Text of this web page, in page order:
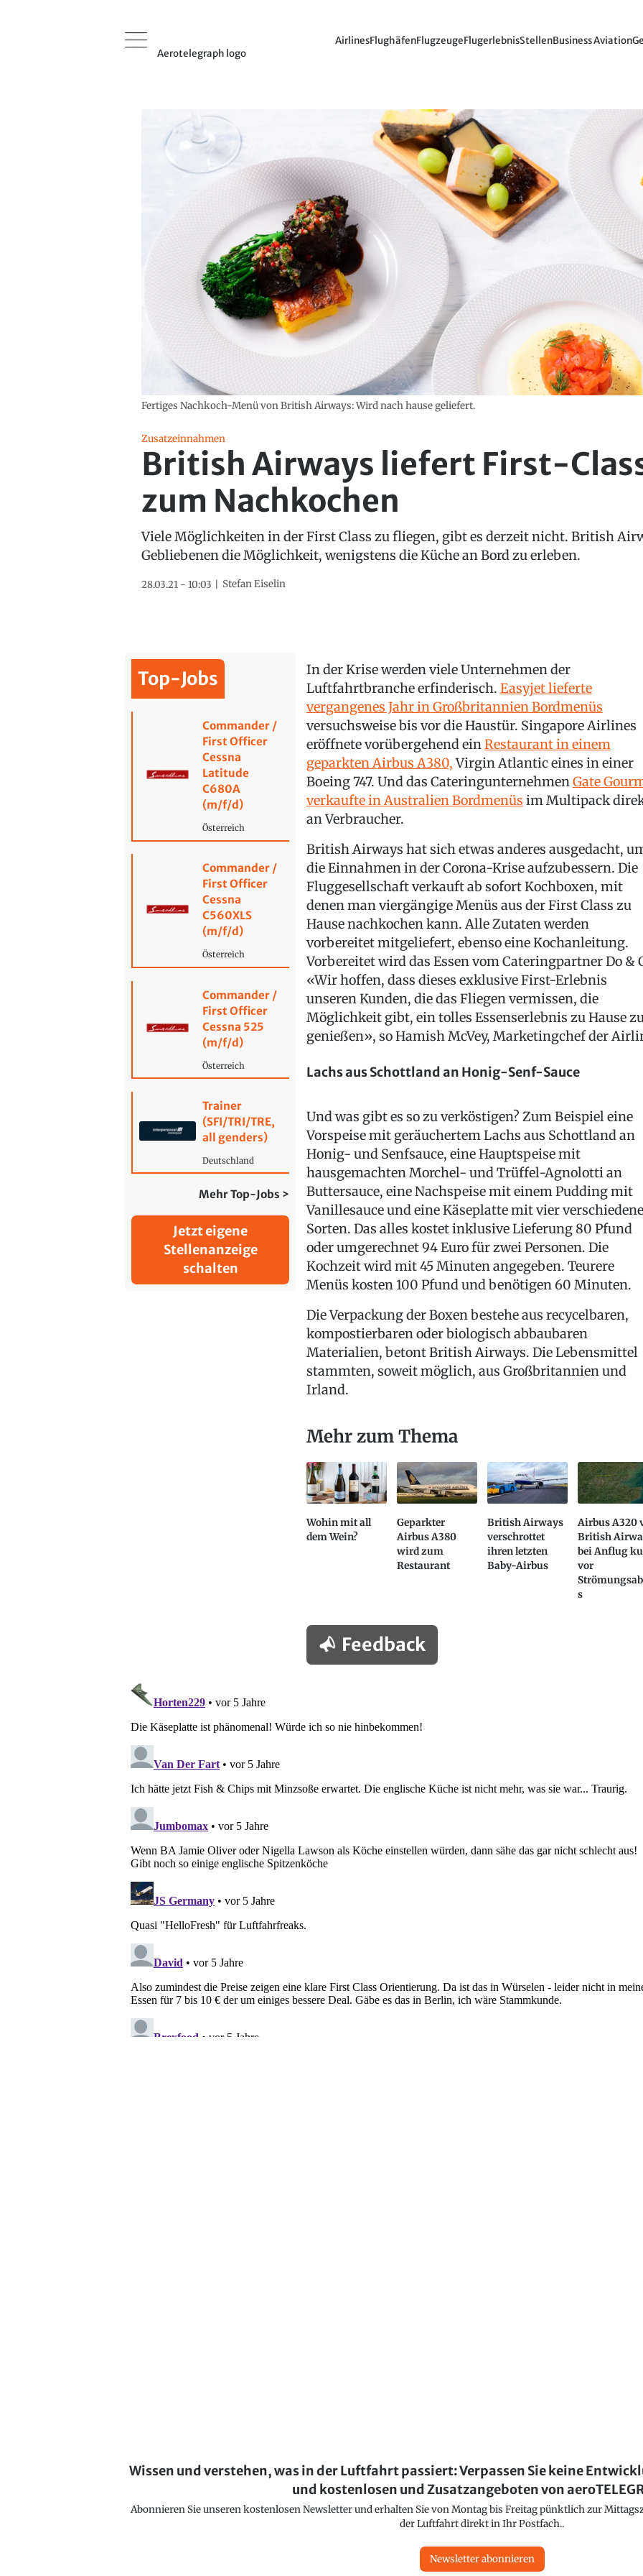
Aerotelegraph logo
AirlinesFlughäfenFlugzeugeFlugerlebnisStellenBusiness Aviation
Fertiges Nachkoch-Menü von British Airways: Wird nach hause geliefert.
Zusatzeinnahmen
British Airways liefert First-
zum Nachkochen
Viele Möglichkeiten in der First Class zu fliegen, gibt es derzeit nicht. British
Gebliebenen die Möglichkeit, wenigstens die Küche an Bord zu erleben.
28.03.21 - 10:03 Stefan Eiselin
Top-Jobs
Commander /
First Officer
Cessna
Latitude
C680A
(m/f/d)
Österreich
Commander /
First Officer
Cessna
C560XLS
(m/f/d)
Österreich
Commander /
First Officer
Cessna 525
(m/f/d)
Österreich
Trainer
(SFI/TRI/TRE,
all genders)
Deutschland
Mehr Top-Jobs >
Jetzt eigene
Stellenanzeige
schalten
In der Krise werden viele Unternehmen der
Luftfahrtbranche erfinderisch. Easyjet lieferte
vergangenes Jahr in Großbritannien Bordmenüs
versuchsweise bis vor die Haustür. Singapore Airlines
eröffnete vorübergehend einRestaurant in einem
geparkten Airbus A380,Virgin Atlantic eines in einer
Boeing 747. Und das CateringunternehmenGate
verkaufte in Australien Bordmenüs im Multipack
an Verbraucher.
British Airways hat sich etwas anderes ausgedacht,
die Einnahmen in der Corona-Krise aufzubessern. Die
Fluggesellschaft verkauft ab sofort Kochboxen, mit
denen man viergängige Menüs aus der First Class zu
Hause nachkochen kann. Alle Zutaten werden
vorbereitet mitgeliefert, ebenso eine Kochanleitung.
Vorbereitet wird das Essen vom Cateringpartner Do &
«Wir hoffen, dass dieses exklusive First-Erlebnis
unseren Kunden, die das Fliegen vermissen, die
Möglichkeit gibt, ein tolles Essenserlebnis zu Hause
genießen», so Hamish McVey, Marketingchef der
Lachs aus Schottland an Honig-Senf-Sauce
Und was gibt es so zu verköstigen? Zum Beispiel eine
Vorspeise mit geräuchertem Lachs aus Schottland an
Honig- und Senfsauce, eine Hauptspeise mit
hausgemachten Morchel- und Trüffel-Agnolotti an
Buttersauce, eine Nachspeise mit einem Pudding mit
Vanillesauce und eine Käseplatte mit vier
Sorten. Das alles kostet inklusive Lieferung 80 Pfund
oder umgerechnet 94 Euro für zwei Personen. Die
Kochzeit wird mit 45 Minuten angegeben. Teurere
Menüs kosten 100 Pfund und benötigen 60 Minuten.
Die Verpackung der Boxen bestehe aus recycelbaren,
kompostierbaren oder biologisch abbaubaren
Materialien, betont British Airways. Die Lebensmittel
stammten, soweit möglich, aus Großbritannien und
Irland.
Mehr zum Thema
Wohin mit all
dem Wein?
Geparkter
Airbus A380
wird zum
Restaurant
British Airways
verschrottet
ihren letzten
Baby-Airbus
Airbus A320
British
bei Anflug
vor
s
Feedback
Wissen und verstehen, was in der Luftfahrt passiert: Verpassen Sie keine
und kostenlosen und Zusatzangeboten von
Abonnieren Sie unseren kostenlosen Newsletter und erhalten Sie von Montag bis Freitag pünktlich zur
der Luftfahrt direkt in Ihr Postfach..
Newsletter abonnieren